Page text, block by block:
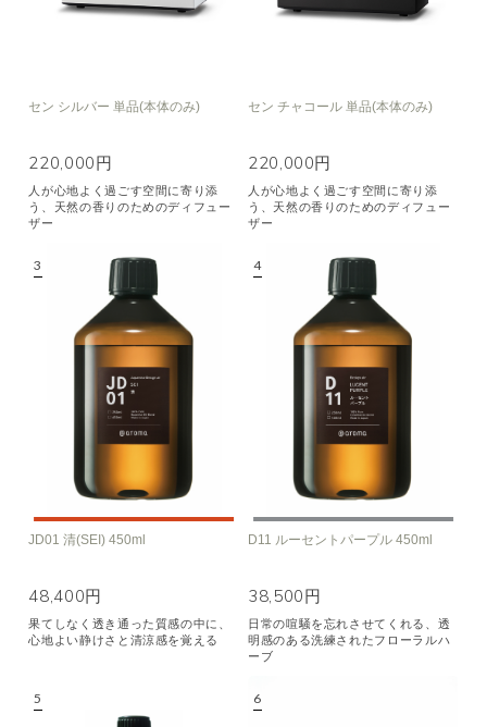
セン シルバー 単品(本体のみ)
220,000円
人が心地よく過ごす空間に寄り添
う、天然の香りのためのディフュー
ザー
セン チャコール 単品(本体のみ)
220,000円
人が心地よく過ごす空間に寄り添
う、天然の香りのためのディフュー
ザー
JD01 清(SEI) 450ml
48,400円
果てしなく透き通った質感の中に、
心地よい静けさと清涼感を覚える
D11 ルーセントパープル 450ml
38,500円
日常の喧騒を忘れさせてくれる、透
明感のある洗練されたフローラルハ
ーブ